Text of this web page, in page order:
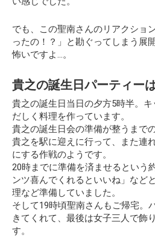
でも、この聖南さんのリアクショ
ったの！？」
と勘ぐってしまう展
怖いですよ…。
貴之の誕生日パーティー
貴之の誕生日当日の夕方5時半。
だしく料理を作っています。
貴之の誕生日会の準備が整うまで
貴之を駅に迎えに行って、また連
にする作戦のようです。
20時までに準備を済ませるという
ンツ喜んでくれるといいね」など
理など準備していました。
そして19時頃聖南さんもご帰宅。
きてくれて、最後は女子三人で飾
す。